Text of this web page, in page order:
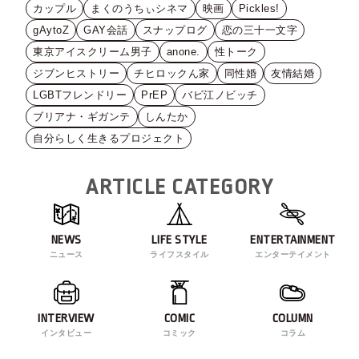
カップル
まくのうちぃシネマ 映画
Pickles!
gAytoZ
GAY会話 スナップログ
恋の三十一文字
東京アイスクリーム男子
anone.
性トーク
ジブンヒストリー
チヒロックん家 同性婚
友情結婚
LGBTフレンドリー
PrEP
バビ江ノビッチ
ブリアナ・ギガンテ
しんたか
自分らしく生きるプロジェクト
ARTICLE CATEGORY
NEWS
ニュース
LIFE STYLE
ライフスタイル
ENTERTAINMENT
エンターテイメント
INTERVIEW
インタビュー
COMIC
コミック
COLUMN
コラム